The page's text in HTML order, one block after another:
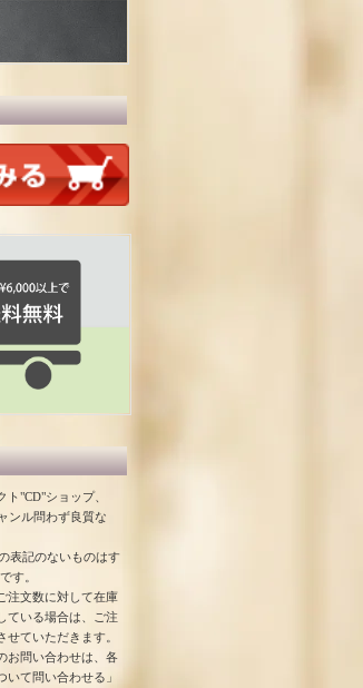
ト"CD"ショップ、
ンル問わず良質な
表記のないものはす
す。
注文数に対して在庫
ている場合は、ご注
ていただきます。
お問い合わせは、各
て問い合わせる」